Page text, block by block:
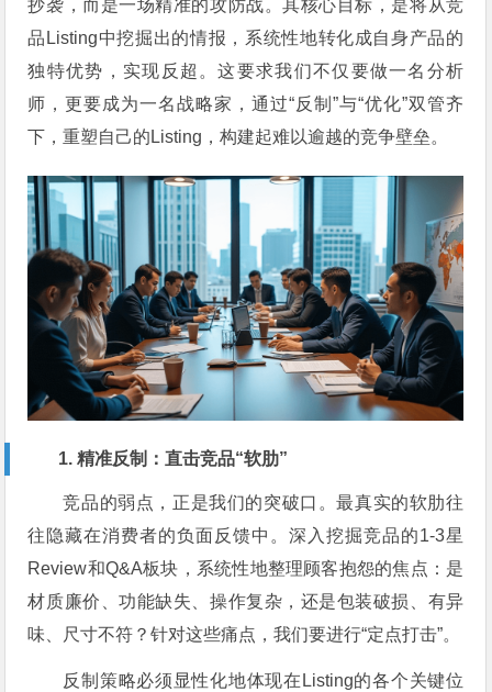
抄袭，而是一场精准的攻防战。其核心目标，是将从竞
品Listing中挖掘出的情报，系统性地转化成自身产品的
独特优势，实现反超。这要求我们不仅要做一名分析
师，更要成为一名战略家，通过“反制”与“优化”双管齐
下，重塑自己的Listing，构建起难以逾越的竞争壁垒。
1. 精准反制：直击竞品“软肋”
竞品的弱点，正是我们的突破口。最真实的软肋往
往隐藏在消费者的负面反馈中。深入挖掘竞品的1-3星
Review和Q&A板块，系统性地整理顾客抱怨的焦点：是
材质廉价、功能缺失、操作复杂，还是包装破损、有异
味、尺寸不符？针对这些痛点，我们要进行“定点打击”。
反制策略必须显性化地体现在Listing的各个关键位